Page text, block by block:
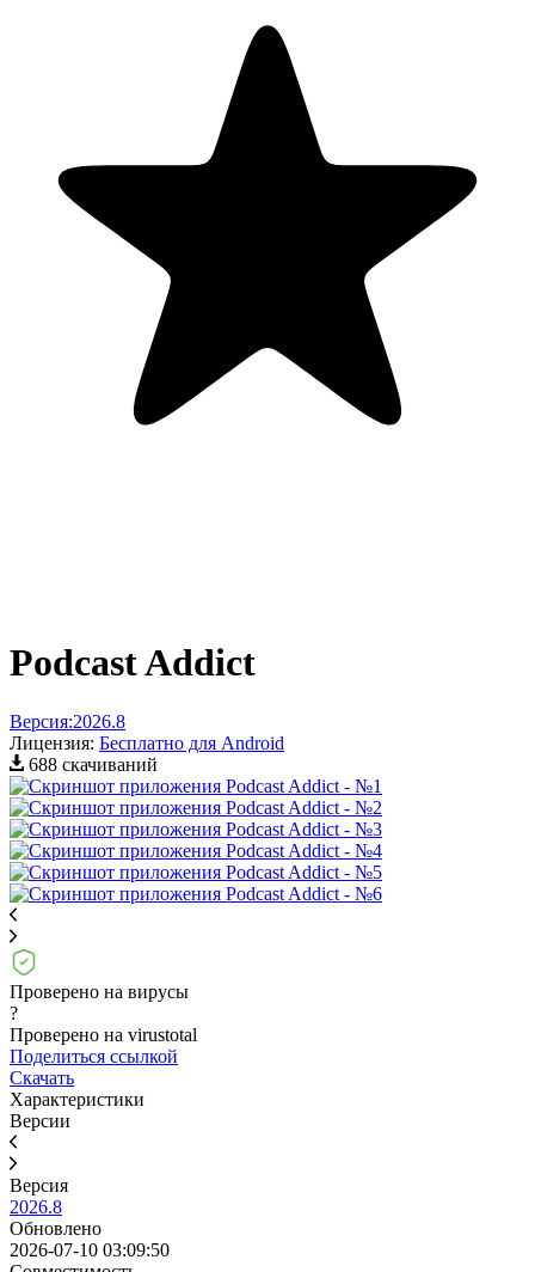
Podcast Addict
Версия:2026.8
Лицензия: Бесплатно для Android
688 скачиваний
Проверено на вирусы
?
Проверено на virustotal
Поделиться ссылкой
Скачать
Характеристики
Версии
Версия
2026.8
Обновлено
2026-07-10 03:09:50